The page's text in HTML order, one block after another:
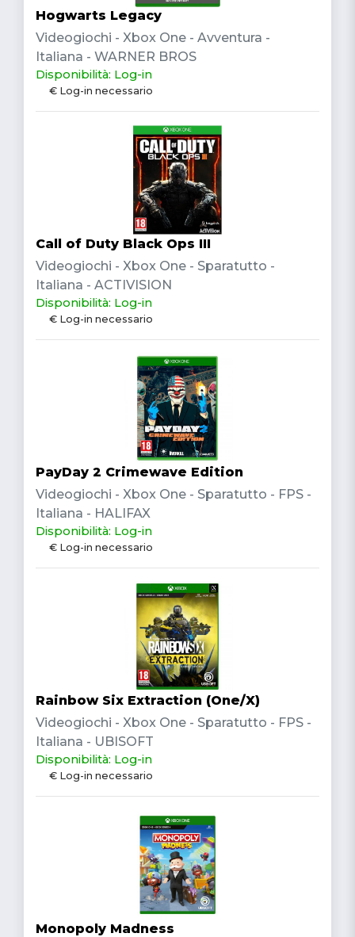
Hogwarts Legacy
Videogiochi - Xbox One - Avventura -
Italiana - WARNER BROS
Disponibilità: Log-in
€ Log-in necessario
Call of Duty Black Ops III
Videogiochi - Xbox One - Sparatutto -
Italiana - ACTIVISION
Disponibilità: Log-in
€ Log-in necessario
PayDay 2 Crimewave Edition
Videogiochi - Xbox One - Sparatutto - FPS -
Italiana - HALIFAX
Disponibilità: Log-in
€ Log-in necessario
Rainbow Six Extraction (One/X)
Videogiochi - Xbox One - Sparatutto - FPS -
Italiana - UBISOFT
Disponibilità: Log-in
€ Log-in necessario
Monopoly Madness